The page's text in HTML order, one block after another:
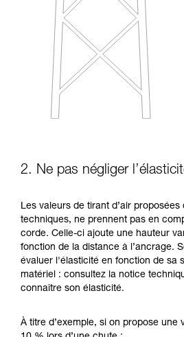
2. Ne pas négliger
Les valeurs de tirant d’air
techniques, ne prennent pas en
corde. Celle-ci ajoute une hauteur
fonction de la distance à l’ancrage.
évaluer l'élasticité en fonction de sa
matériel : consultez la notice
connaître son élasticité.
À titre d’exemple, si on propose une